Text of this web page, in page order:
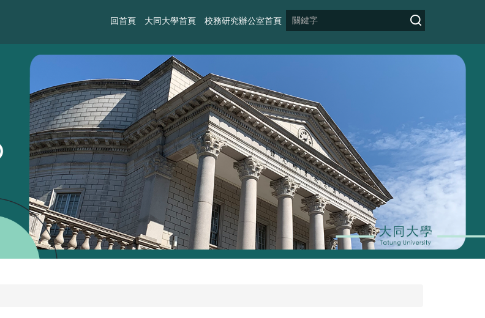
回首頁 大同大學首頁 校務研究辦公室首頁